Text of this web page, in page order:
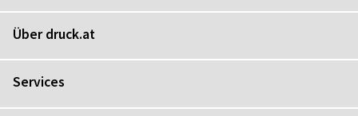
Über druck.at
Services